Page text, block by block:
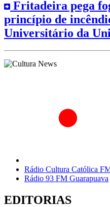
Fritadeira pega
princípio de
Universitário da
Rádio Cultura Católica
Rádio 93 FM Guarapuava
EDITORIAS